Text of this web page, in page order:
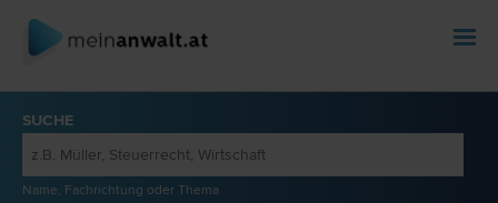
SUCHE
Name, Fachrichtung oder Thema